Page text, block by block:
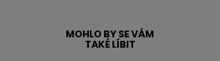
MOHLO BY SE VÁM
TAKÉ LÍBIT